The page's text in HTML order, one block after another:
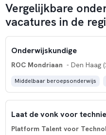
Vergelijkbare
vacatures in de
Onderwijskundige
ROC Mondriaan - Den Haag
Middelbaar beroepsonderwijs
Laat de vonk voor
Platform Talent voor